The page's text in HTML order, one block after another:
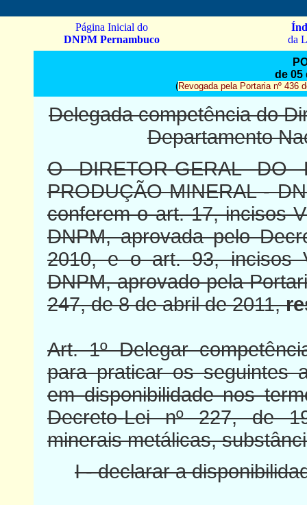
Página Inicial do
DNPM Pernambuco
da
de 05
(Revogada pela Portaria nº 436
Delegada competência do
Departamento
O DIRETOR-GERAL DO
PRODUÇÃO MINERAL -
conferem o art. 17, incisos
DNPM, aprovada pelo
2010, e o art. 93, incisos
DNPM, aprovado pela
247, de 8 de abril de 2011,
Art. 1º Delegar
para praticar os seguintes
em disponibilidade nos
Decreto-Lei nº 227, de
minerais metálicas,
I - declarar a